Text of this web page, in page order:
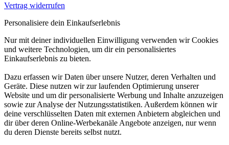
Vertrag widerrufen
Personalisiere dein Einkaufserlebnis
Nur mit deiner individuellen Einwilligung verwenden wir Cookies
und weitere Technologien, um dir ein personalisiertes
Einkaufserlebnis zu bieten.
Dazu erfassen wir Daten über unsere Nutzer, deren Verhalten und
Geräte. Diese nutzen wir zur laufenden Optimierung unserer
Website und um dir personalisierte Werbung und Inhalte anzuzeigen
sowie zur Analyse der Nutzungsstatistiken. Außerdem können wir
deine verschlüsselten Daten mit externen Anbietern abgleichen und
dir über deren Online-Werbekanäle Angebote anzeigen, nur wenn
du deren Dienste bereits selbst nutzt.